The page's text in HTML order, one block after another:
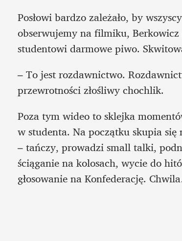
Posłowi bardzo zależało, by
obserwujemy na filmiku,
studentowi darmowe piwo.
– To jest rozdawnictwo.
przewrotności złośliwy chochlik.
Poza tym wideo to sklejka
w studenta. Na początku skupia
– tańczy, prowadzi small talki,
ściąganie na kolosach, wycie do
głosowanie na Konfederację.